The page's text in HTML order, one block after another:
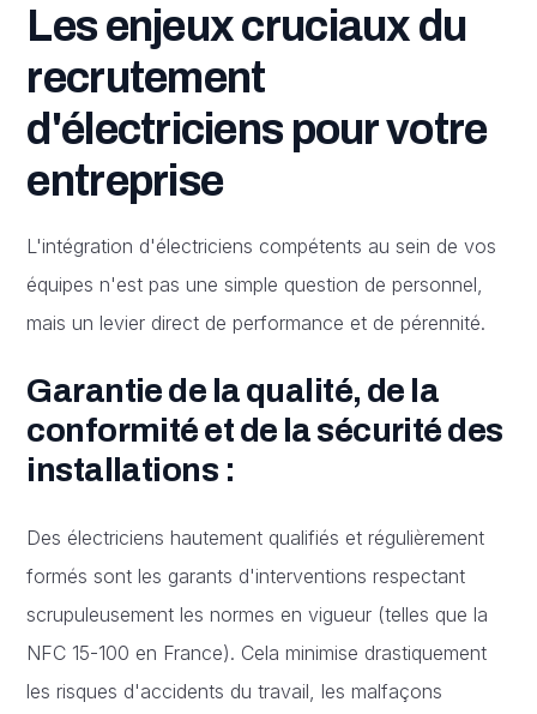
Les enjeux cruciaux du
recrutement
d'électriciens pour votre
entreprise
L'intégration d'électriciens compétents au sein de vos
équipes n'est pas une simple question de personnel,
mais un levier direct de performance et de pérennité.
Garantie de la qualité, de la
conformité et de la sécurité des
installations :
Des électriciens hautement qualifiés et régulièrement
formés sont les garants d'interventions respectant
scrupuleusement les normes en vigueur (telles que la
NFC 15-100 en France). Cela minimise drastiquement
les risques d'accidents du travail, les malfaçons